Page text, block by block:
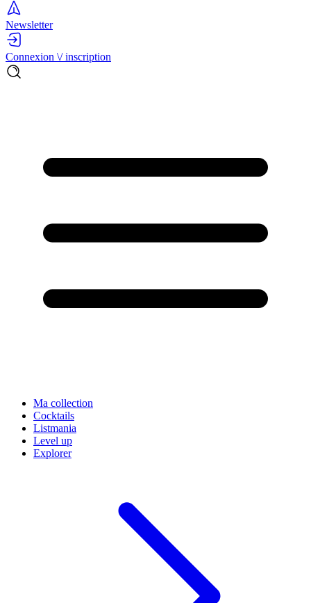
Newsletter
Connexion \/ inscription
Ma collection
Cocktails
Listmania
Level up
Explorer